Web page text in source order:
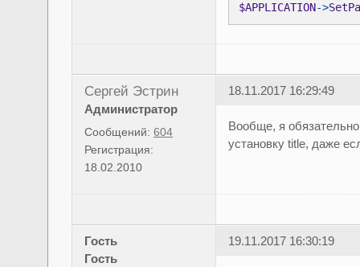
$APPLICATION->
Сергей Эстрин
Администратор
Сообщений: 604
Регистрация:
18.02.2010
18.11.2017 16:29:49
Вообще, я
установку title, даже
Гость
Гость
19.11.2017 16:30:19